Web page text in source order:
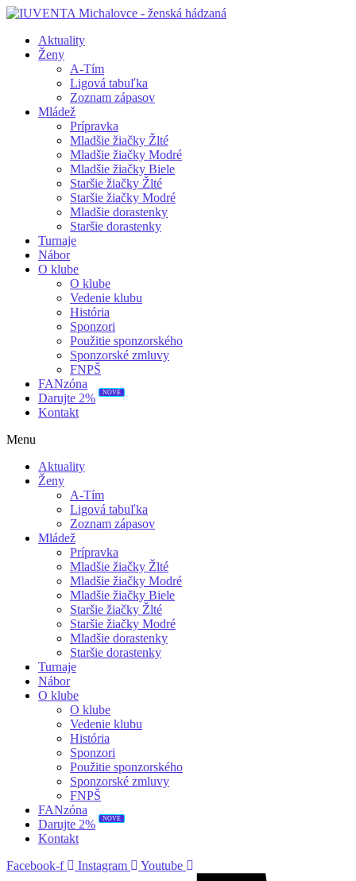
Aktuality
Ženy
A-Tím
Ligová tabuľka
Zoznam zápasov
Mládež
Prípravka
Mladšie žiačky Žlté
Mladšie žiačky Modré
Mladšie žiačky Biele
Staršie žiačky Žlté
Staršie žiačky Modré
Mladšie dorastenky
Staršie dorastenky
Turnaje
Nábor
O klube
O klube
Vedenie klubu
História
Sponzori
Použitie sponzorského
Sponzorské zmluvy
FNPŠ
FANzóna
Darujte 2%
NOVÉ
Kontakt
Menu
Aktuality
Ženy
A-Tím
Ligová tabuľka
Zoznam zápasov
Mládež
Prípravka
Mladšie žiačky Žlté
Mladšie žiačky Modré
Mladšie žiačky Biele
Staršie žiačky Žlté
Staršie žiačky Modré
Mladšie dorastenky
Staršie dorastenky
Turnaje
Nábor
O klube
O klube
Vedenie klubu
História
Sponzori
Použitie sponzorského
Sponzorské zmluvy
FNPŠ
FANzóna
Darujte 2%
NOVÉ
Kontakt
Facebook-f
Instagram Youtube